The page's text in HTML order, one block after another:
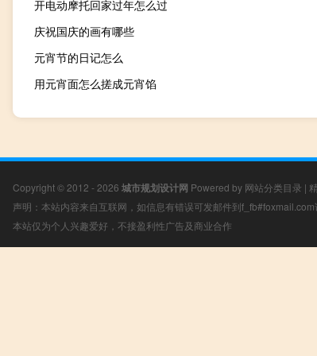
开电动摩托回家过年怎么过
庆祝国庆的画有哪些
元宵节的日记怎么
用元宵面怎么搓成元宵馅
Copyright © 2012 - 2026 城市规划设计网 Powered by 网站分类目录 |
声明：本站内容来自互联网，如信息有错误可发邮件到
本站仅为个人兴趣爱好，不接盈利性广告及商业合作